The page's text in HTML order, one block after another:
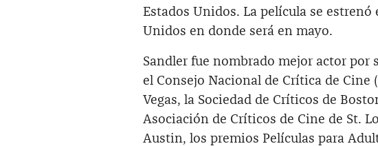
Estados Unidos. La película se
Unidos en donde será en mayo.
Sandler fue nombrado mejor actor por
el Consejo Nacional de Crítica de Cine
Vegas, la Sociedad de Críticos de
Asociación de Críticos de Cine de St.
Austin, los premios Películas para